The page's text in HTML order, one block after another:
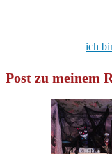
ich
Post zu meinem